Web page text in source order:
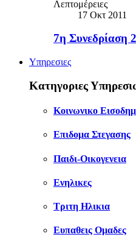
Λεπτομέρειες
17 Οκτ 2011
7η Συνεδρίαση
Υπηρεσιες
Κατηγοριες
Κοινωνικο
Επιδομα Στεγασης
Παιδι-Οικογενεια
Ενηλικες
Τριτη Ηλικια
Ευπαθεις Ομαδες